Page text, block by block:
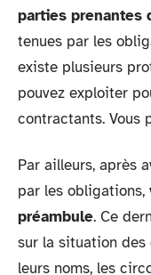
parties prenantes
tenues par les
existe plusieurs
pouvez exploiter
contractants. Vous
Par ailleurs, après
par les obligations,
préambule. Ce
sur la situation
leurs noms, les